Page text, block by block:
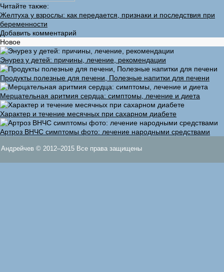
Читайте также:
Желтуха у взрослы: как передается, признаки и последствия при
беременности
Добавить комментарий
Новое
Энурез у детей: причины, лечение, рекомендации
Продукты полезные для печени, Полезные напитки для печени
Мерцательная аритмия сердца: симптомы, лечение и диета
Характер и течение месячных при сахарном диабете
Артроз ВНЧС симптомы фото: лечение народными средствами
Андрейчев © 2012–2015 Все права защищены